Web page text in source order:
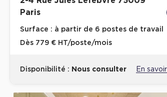
Paris
Surface : à partir de 6 postes de travail
Dès 779 € HT/poste/mois
Disponibilité : Nous consulter En